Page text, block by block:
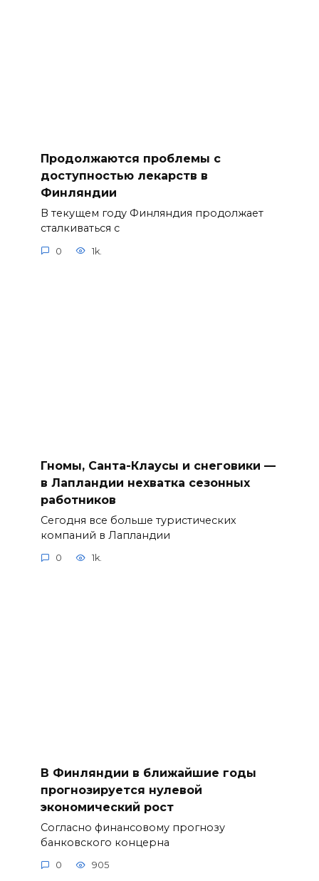
Продолжаются проблемы с
доступностью лекарств в
Финляндии
В текущем году Финляндия продолжает
сталкиваться с
0 1k.
Гномы, Санта-Клаусы и снеговики —
в Лапландии нехватка сезонных
работников
Сегодня все больше туристических
компаний в Лапландии
0 1k.
В Финляндии в ближайшие годы
прогнозируется нулевой
экономический рост
Согласно финансовому прогнозу
банковского концерна
0 905